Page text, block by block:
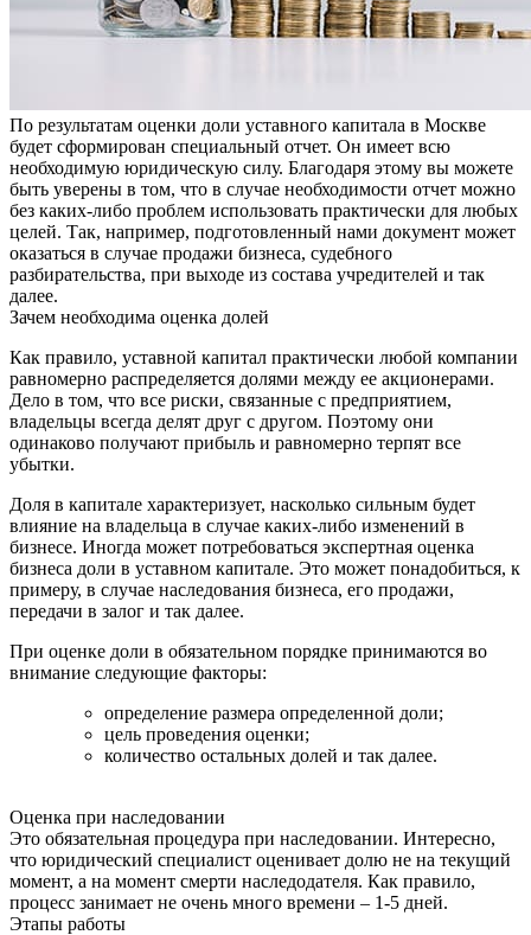
По результатам оценки доли уставного капитала в Москве
будет сформирован специальный отчет. Он имеет всю
необходимую юридическую силу. Благодаря этому вы можете
быть уверены в том, что в случае необходимости отчет можно
без каких-либо проблем использовать практически для любых
целей. Так, например, подготовленный нами документ может
оказаться в случае продажи бизнеса, судебного
разбирательства, при выходе из состава учредителей и так
далее.
Зачем необходима оценка долей
Как правило, уставной капитал практически любой компании
равномерно распределяется долями между ее акционерами.
Дело в том, что все риски, связанные с предприятием,
владельцы всегда делят друг с другом. Поэтому они
одинаково получают прибыль и равномерно терпят все
убытки.
Доля в капитале характеризует, насколько сильным будет
влияние на владельца в случае каких-либо изменений в
бизнесе. Иногда может потребоваться экспертная оценка
бизнеса доли в уставном капитале. Это может понадобиться, к
примеру, в случае наследования бизнеса, его продажи,
передачи в залог и так далее.
При оценке доли в обязательном порядке принимаются во
внимание следующие факторы:
определение размера определенной доли;
цель проведения оценки;
количество остальных долей и так далее.
Оценка при наследовании
Это обязательная процедура при наследовании. Интересно,
что юридический специалист оценивает долю не на текущий
момент, а на момент смерти наследодателя. Как правило,
процесс занимает не очень много времени – 1-5 дней.
Этапы работы